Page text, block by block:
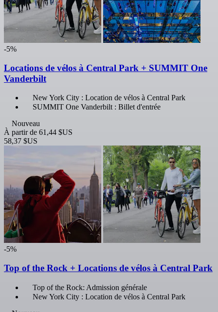
-5%
Locations de vélos à Central Park + SUMMIT One
Vanderbilt
New York City : Location de vélos à Central Park
SUMMIT One Vanderbilt : Billet d'entrée
Nouveau
À partir de 61,44 $US
58,37 $US
-5%
Top of the Rock + Locations de vélos à Central Park
Top of the Rock: Admission générale
New York City : Location de vélos à Central Park